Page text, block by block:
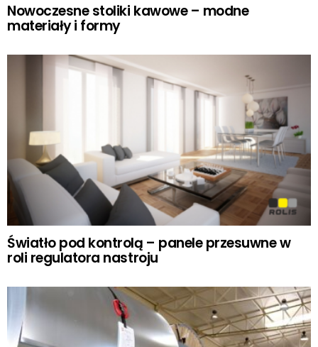
Nowoczesne stoliki kawowe – modne
materiały i formy
Światło pod kontrolą – panele przesuwne w
roli regulatora nastroju